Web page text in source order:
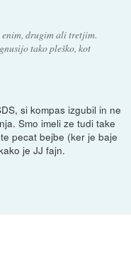
drugim ali tretjim.
tako pleško, kot
si kompas izgubil in ne
Smo imeli ze tudi take
pecat bejbe (ker je baje
je JJ fajn.